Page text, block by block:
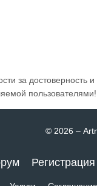
за достоверность и
пользователями!
© 2026 –
Регистрация